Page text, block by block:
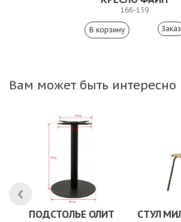
166-159
Заказ
Вам может быть интересно
ПОДСТОЛЬЕ ОЛИТ